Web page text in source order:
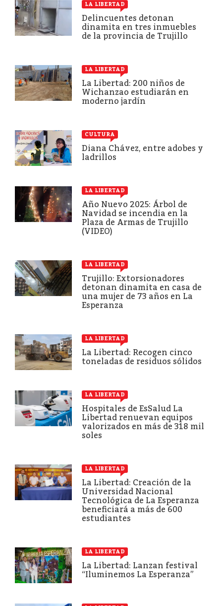
LA LIBERTAD
Delincuentes detonan
dinamita en tres inmuebles
de la provincia de Trujillo
LA LIBERTAD
La Libertad: 200 niños de
Wichanzao estudiarán en
moderno jardín
CULTURA
Diana Chávez, entre adobes y
ladrillos
LA LIBERTAD
Año Nuevo 2025: Árbol de
Navidad se incendia en la
Plaza de Armas de Trujillo
(VIDEO)
LA LIBERTAD
Trujillo: Extorsionadores
detonan dinamita en casa de
una mujer de 73 años en La
Esperanza
LA LIBERTAD
La Libertad: Recogen cinco
toneladas de residuos sólidos
LA LIBERTAD
Hospitales de EsSalud La
Libertad renuevan equipos
valorizados en más de 318 mil
soles
LA LIBERTAD
La Libertad: Creación de la
Universidad Nacional
Tecnológica de La Esperanza
beneficiará a más de 600
estudiantes
LA LIBERTAD
La Libertad: Lanzan festival
“Iluminemos La Esperanza”